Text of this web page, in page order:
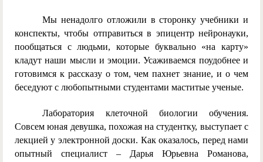
Мы ненадолго отложили в сторонку учебники и
конспекты, чтобы отправиться в эпицентр нейронауки,
пообщаться с людьми, которые буквально «на карту»
кладут наши мысли и эмоции. Усаживаемся поудобнее и
готовимся к рассказу о том, чем пахнет знание, и о чем
беседуют с любопытными студентами маститые ученые.
Лаборатория клеточной биологии обучения.
Совсем юная девушка, похожая на студентку, выступает с
лекцией у электронной доски. Как оказалось, перед нами
опытный специалист – Дарья Юрьевна Романова,